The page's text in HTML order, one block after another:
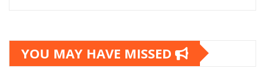
YOU MAY HAVE MISSED